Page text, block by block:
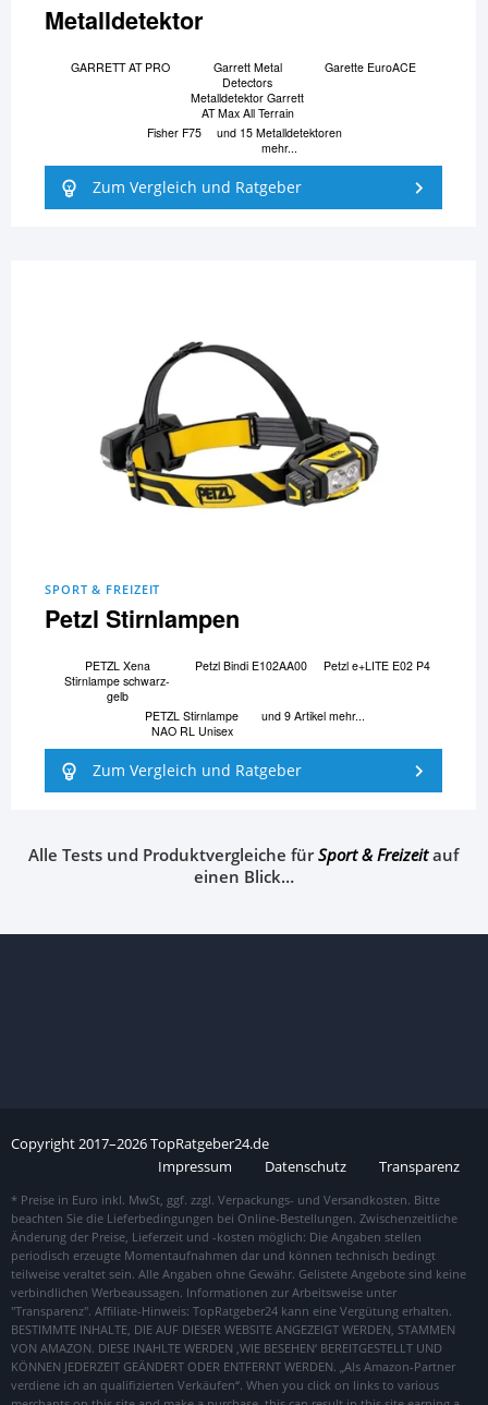
Metalldetektor
GARRETT AT PRO
Garrett Metal
Detectors
Metalldetektor Garrett
AT Max All Terrain
Garette EuroACE
Fisher F75
und 15 Metalldetektoren
mehr...
Zum Vergleich und Ratgeber
SPORT & FREIZEIT
Petzl Stirnlampen
PETZL Xena
Stirnlampe schwarz-
gelb
Petzl Bindi E102AA00 Petzl e+LITE E02 P4
PETZL Stirnlampe
NAO RL Unisex
und 9 Artikel mehr...
Zum Vergleich und Ratgeber
Alle Tests und Produktvergleiche fürSport & Freizeitauf
einen Blick…
Copyright2017–2026TopRatgeber24.de
Impressum
Datenschutz Transparenz